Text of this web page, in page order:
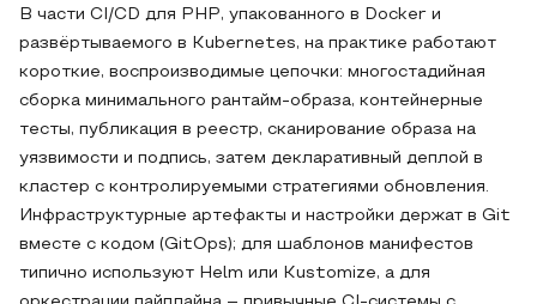
В части CI/CD для PHP, упакованного в Docker и
развёртываемого в Kubernetes, на практике работают
короткие, воспроизводимые цепочки: многостадийная
сборка минимального рантайм-образа, контейнерные
тесты, публикация в реестр, сканирование образа на
уязвимости и подпись, затем декларативный деплой в
кластер с контролируемыми стратегиями обновления.
Инфраструктурные артефакты и настройки держат в Git
вместе с кодом (GitOps); для шаблонов манифестов
типично используют Helm или Kustomize, а для